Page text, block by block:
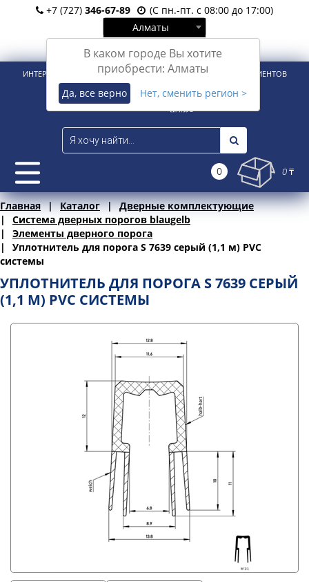
+7 (727) 346-67-89
(С пн.-пт. с 08:00 до 17:00)
Алматы
В каком городе Вы хотите
приобрести: Алматы
Да, все верно Нет, сменить регион >
Вход Регистрация
ИНТЕРНЕТ-МАГАЗИН ДЛЯ РОЗНИЧНЫХ И КОРПОРАТИВНЫХ КЛИЕНТОВ
0 0 ₸
Главная Каталог
Дверные комплектующие
Система дверных порогов blaugelb
Элементы дверного порога
Уплотнитель для порога S 7639 серый (1,1 м) PVC
системы
УПЛОТНИТЕЛЬ ДЛЯ ПОРОГА S 7639 СЕРЫЙ
(1,1 М) PVC СИСТЕМЫ